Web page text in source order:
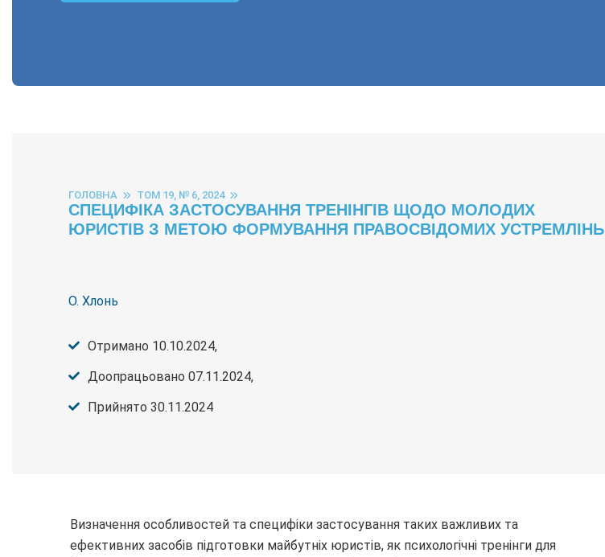
ГОЛОВНА ТОМ 19, № 6, 2024
СПЕЦИФІКА ЗАСТОСУВАННЯ ТРЕНІНГІВ ЩОДО МОЛОДИХ
ЮРИСТІВ З МЕТОЮ ФОРМУВАННЯ ПРАВОСВІДОМИХ УСТРЕМЛІНЬ
О. Хлонь
Отримано 10.10.2024,
Доопрацьовано 07.11.2024,
Прийнято 30.11.2024
Визначення особливостей та специфіки застосування таких важливих та
ефективних засобів підготовки майбутніх юристів, як психологічні тренінги для